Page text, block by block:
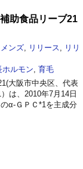
助食品リーブ21
メンズ リリース
リリ
ホルモン
育毛
大阪市中央区、代表
は、2010年7月14日
α-ＧＰＣ*1を主成分